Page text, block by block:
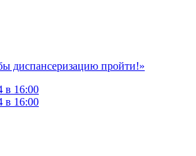
диспансеризацию пройти!»
в 16:00
в 16:00